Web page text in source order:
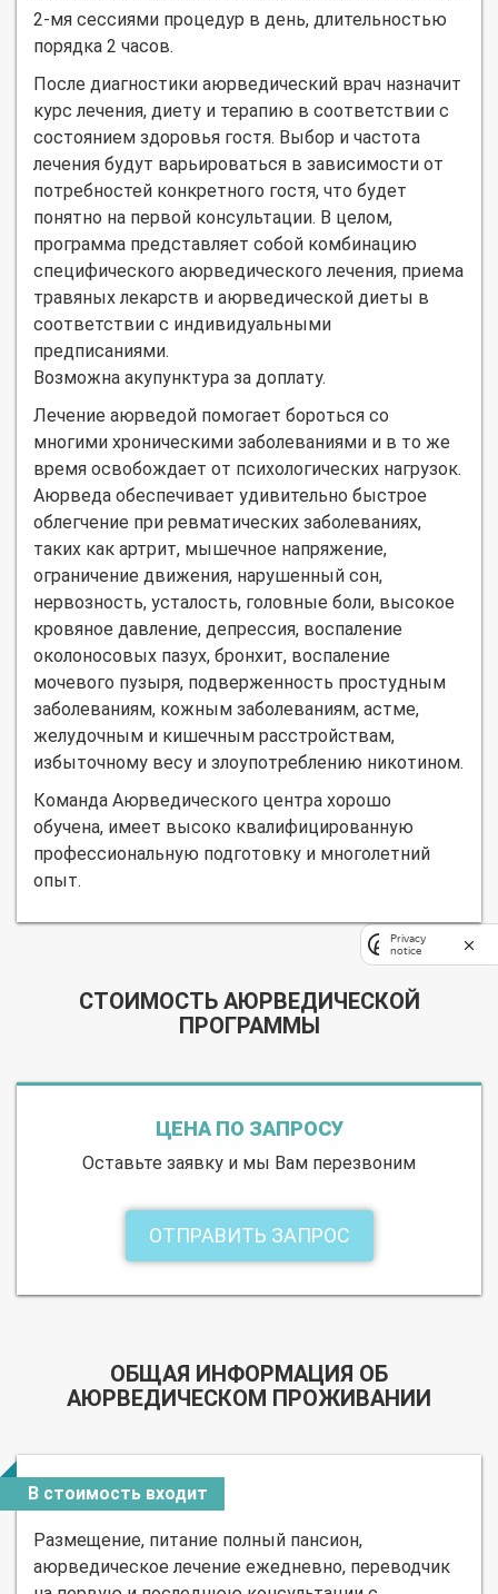
2-мя сессиями процедур в день, длительностью
порядка 2 часов.
После диагностики аюрведический врач назначит
курс лечения, диету и терапию в соответствии с
состоянием здоровья гостя. Выбор и частота
лечения будут варьироваться в зависимости от
потребностей конкретного гостя, что будет
понятно на первой консультации. В целом,
программа представляет собой комбинацию
специфического аюрведического лечения, приема
травяных лекарств и аюрведической диеты в
соответствии с индивидуальными
предписаниями.
Возможна акупунктура за доплату.
Лечение аюрведой помогает бороться со
многими хроническими заболеваниями и в то же
время освобождает от психологических нагрузок.
Аюрведа обеспечивает удивительно быстрое
облегчение при ревматических заболеваниях,
таких как артрит, мышечное напряжение,
ограничение движения, нарушенный сон,
нервозность, усталость, головные боли, высокое
кровяное давление, депрессия, воспаление
околоносовых пазух, бронхит, воспаление
мочевого пузыря, подверженность простудным
заболеваниям, кожным заболеваниям, астме,
желудочным и кишечным расстройствам,
избыточному весу и злоупотреблению никотином.
Команда Аюрведического центра хорошо
обучена, имеет высоко квалифицированную
профессиональную подготовку и многолетний
опыт.
СТОИМОСТЬ АЮРВЕДИЧЕСКОЙ
ПРОГРАММЫ
ЦЕНА ПО ЗАПРОСУ
Оставьте заявку и мы Вам перезвоним
ОТПРАВИТЬ ЗАПРОС
ОБЩАЯ ИНФОРМАЦИЯ ОБ
АЮРВЕДИЧЕСКОМ ПРОЖИВАНИИ
В стоимость входит
Размещение, питание полный пансион,
аюрведическое лечение ежедневно, переводчик
Privacy
notice